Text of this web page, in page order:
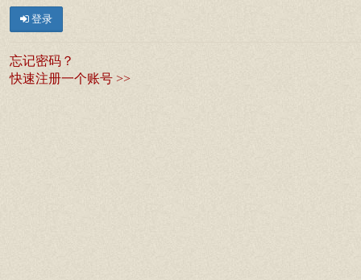
登录
忘记密码？
快速注册一个账号 >>